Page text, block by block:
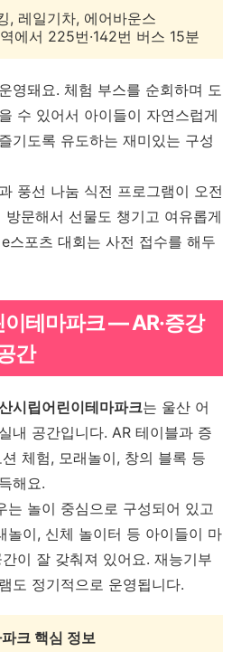
, 레일기차, 에어바운스
에서 225번·142번 버스 15분
영돼요. 체험 부스를 순회하며 도
수 있어서 아이들이 자연스럽게
기도록 유도하는 재미있는 구성
풍선 나눔 식전 프로그램이 오전
문해서 선물도 챙기고 여유롭게
스포츠 대회는 사전 접수를 해두
테마파크 — AR·증강
간
시립어린이테마파크는 울산 어
내 공간입니다. AR 테이블과 증
체험, 모래놀이, 창의 블록 등
해요.
는 놀이 중심으로 구성되어 있고
놀이, 신체 놀이터 등 아이들이 마
이 잘 갖춰져 있어요. 재능기부
도 정기적으로 운영됩니다.
크 핵심 정보